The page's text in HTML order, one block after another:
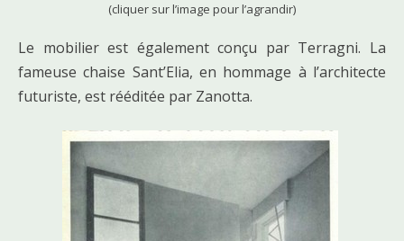
(cliquer sur l’image pour l’agrandir)
Le mobilier est également conçu par Terragni. La
fameuse chaise Sant’Elia, en hommage à l’architecte
futuriste, est rééditée par Zanotta.